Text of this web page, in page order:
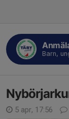
Barn,
5 apr, 17:56